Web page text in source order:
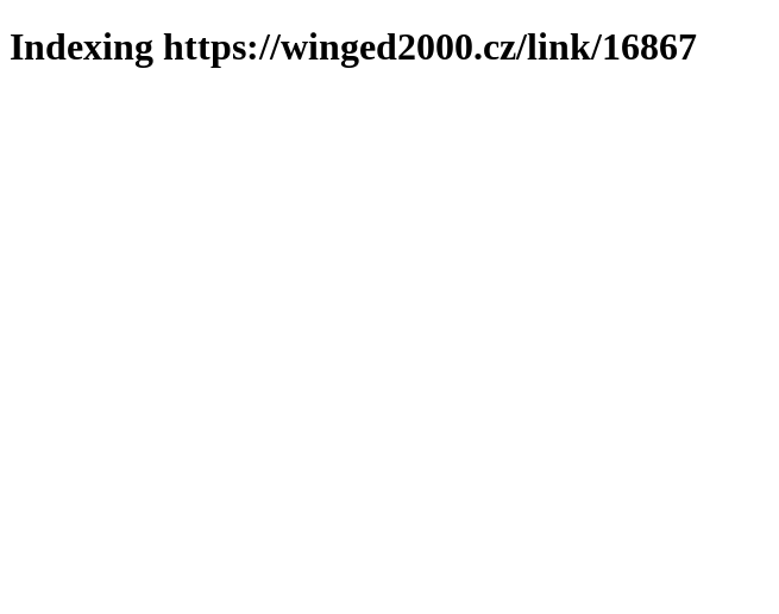
Indexing https://winged2000.cz/link/16867